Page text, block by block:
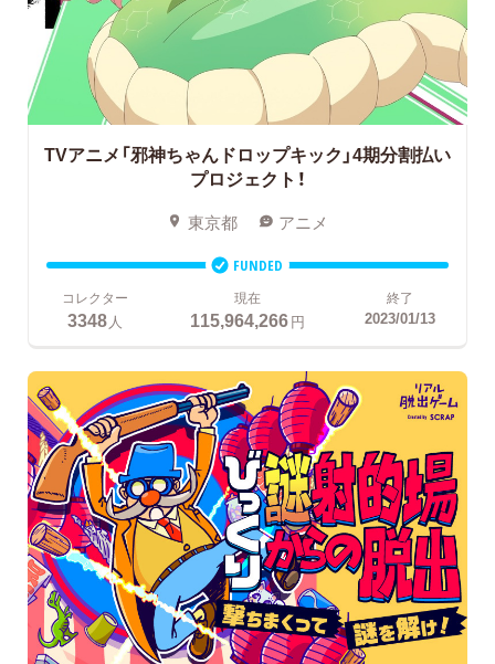
TVアニメ「邪神ちゃんドロップキック」4期分割払い
プロジェクト！
東京都 アニメ
FUNDED
コレクター
3348人
現在
115,964,266円
終了
2023/01/13